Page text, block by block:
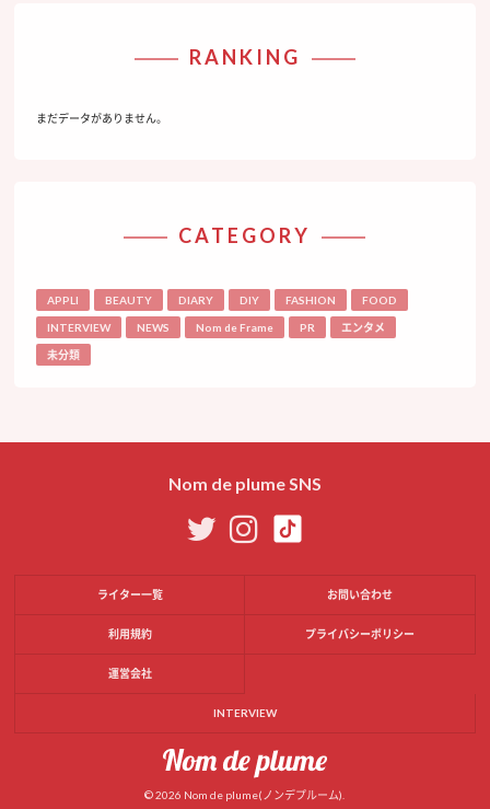
RANKING
まだデータがありません。
CATEGORY
APPLI BEAUTY DIARY DIY FASHION FOOD
INTERVIEW NEWS Nom de Frame PR エンタメ
未分類
Nom de plume SNS
ライター一覧 お問い合わせ
利用規約 プライバシーポリシー
運営会社
INTERVIEW
© 2026 Nom de plume(ノンデプルーム).